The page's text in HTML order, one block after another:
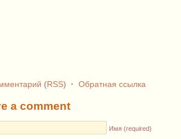
(RSS) ·Обратная ссылка
a comment
Имя (required)